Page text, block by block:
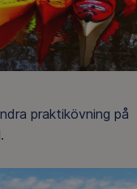
praktikövning på